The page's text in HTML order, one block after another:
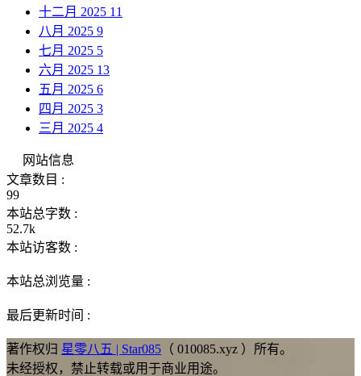
十二月 2025 11
八月 2025 9
七月 2025 5
六月 2025 13
五月 2025 6
四月 2025 3
三月 2025 4
网站信息
文章数目 :
99
本站总字数 :
52.7k
本站访客数 :
本站总浏览量 :
最后更新时间 :
著作权归 星零八五 | Star085 （ 010085.xyz ）所有。
未经授权，禁止转载或用于商业用途。